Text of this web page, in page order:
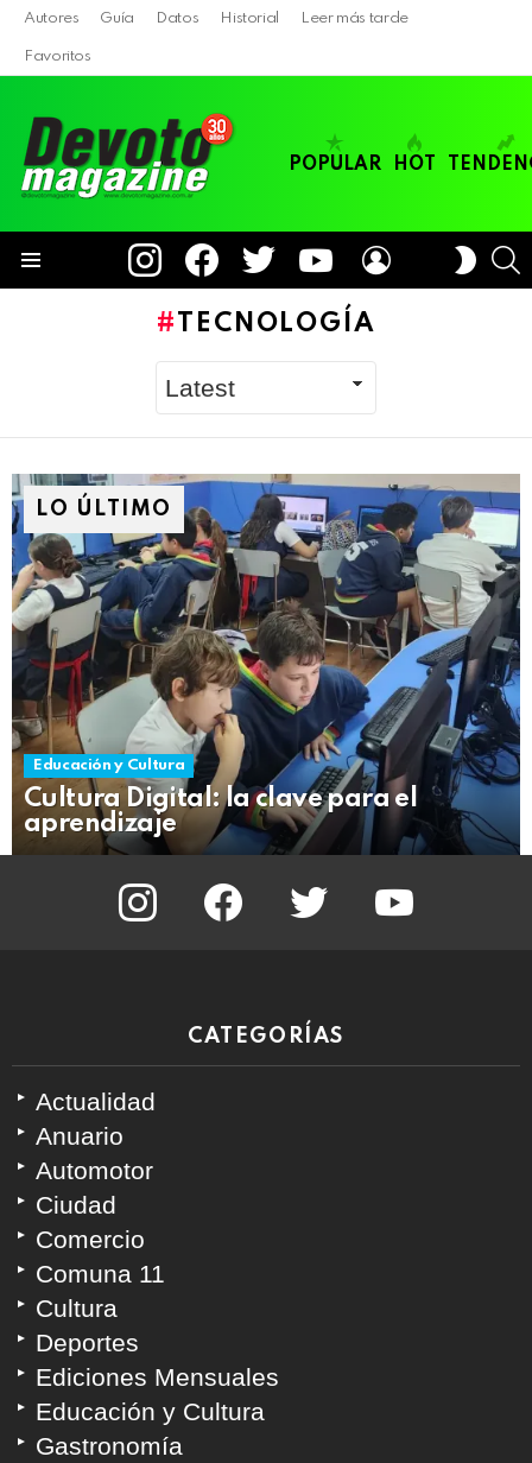
Autores Guía Datos Historial Leer más tarde
Favoritos
POPULAR HOT
instagramfacebooktwitter youtube
SKIN
TECNOLOGÍA
LO ÚLTIMO
Educación y Cultura
Cultura Digital: la clave para el
aprendizaje
instagram facebook twitter youtube
CATEGORÍAS
Actualidad
Anuario
Automotor
Ciudad
Comercio
Comuna 11
Cultura
Deportes
Ediciones Mensuales
Educación y Cultura
Gastronomía